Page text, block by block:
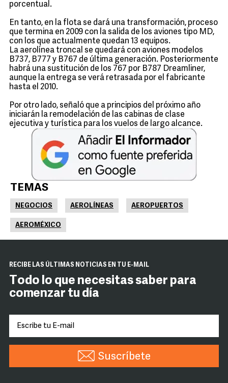
porcentual.
En tanto, en la flota se dará una transformación, proceso
que termina en 2009 con la salida de los aviones tipo MD,
con los que actualmente quedan 13 equipos.
La aerolínea troncal se quedará con aviones modelos
B737, B777 y B767 de última generación. Posteriormente
habrá una sustitución de los 767 por B787 Dreamliner,
aunque la entrega se verá retrasada por el fabricante
hasta el 2010.
Por otro lado, señaló que a principios del próximo año
iniciarán la remodelación de las cabinas de clase
ejecutiva y turística para los vuelos de largo alcance.
TEMAS
NEGOCIOS AEROLÍNEAS AEROPUERTOS
AEROMÉXICO
RECIBE LAS ÚLTIMAS NOTICIAS EN TU E-MAIL
Todo lo que necesitas saber para
comenzar tu día
Suscríbete